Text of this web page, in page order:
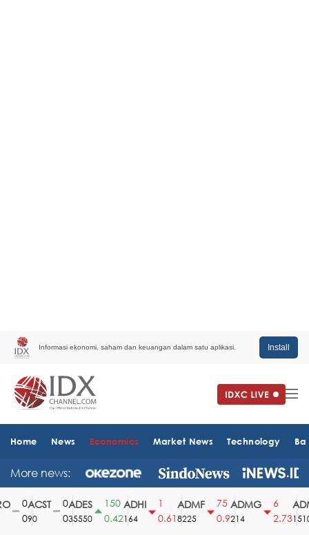
Informasi ekonomi, saham dan keuangan dalam satu aplikasi. Install
Home News Economics Market News Technology
More news:
ACST
90
ADES
35550
150
0.42
ADHI
164
0.61
ADMF
8225
75
0.9
ADMG
214
2.731510